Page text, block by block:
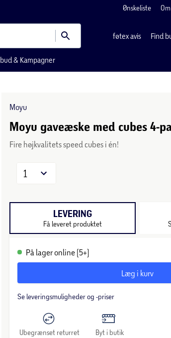
Ønskeliste
føtex avis Find
& Kampagner
Moyu
Moyu gaveæske med cubes 4-
Fire højkvalitets speed cubes i én!
1
LEVERING
Få leveret produktet
På lager online (5+)
Læg i kurv
Se leveringsmuligheder og -priser
Ubegrænset returret Byt i butik